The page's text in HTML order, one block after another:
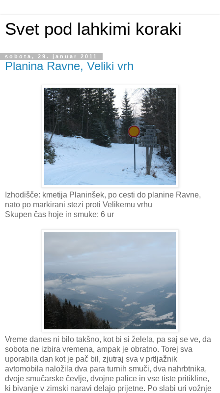
Svet pod lahkimi koraki
sobota, 29. januar 2011
Planina Ravne, Veliki vrh
Izhodišče: kmetija Planinšek, po cesti do planine Ravne,
nato po markirani stezi proti Velikemu vrhu
Skupen čas hoje in smuke: 6 ur
Vreme danes ni bilo takšno, kot bi si želela, pa saj se ve, da
sobota ne izbira vremena, ampak je obratno. Torej sva
uporabila dan kot je pač bil, zjutraj sva v prtljažnik
avtomobila naložila dva para turnih smuči, dva nahrbtnika,
dvoje smučarske čevlje, dvojne palice in vse tiste pritikline,
ki bivanje v zimski naravi delajo prijetne. Po slabi uri vožnje